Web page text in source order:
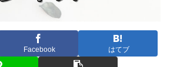
Facebook はてブ